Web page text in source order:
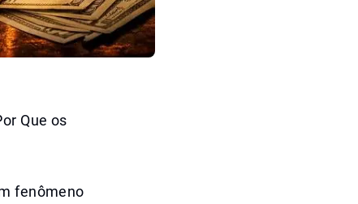
Que os
fenômeno